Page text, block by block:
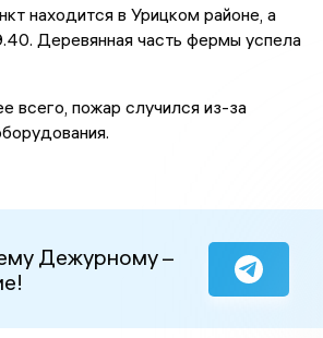
находится в Урицком районе, а
Деревянная часть фермы успела
всего, пожар случился из-за
Дежурному –